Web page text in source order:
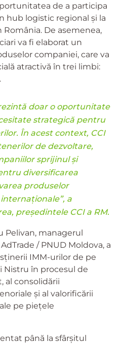
de a participa
hub logistic regional și la
De asemenea,
va fi elaborat un
companiei, care va
atractivă în trei limbi:
doar o oportunitate
strategică pentru
În acest context, CCI
de dezvoltare,
sprijinul și
diversificarea
produselor
a
președintele CCI a RM.
Pelivan, managerul
/ PNUD Moldova, a
IMM-urilor de pe
Nistru în procesul de
al consolidării
și al valorificării
pe piețele
până la sfârșitul